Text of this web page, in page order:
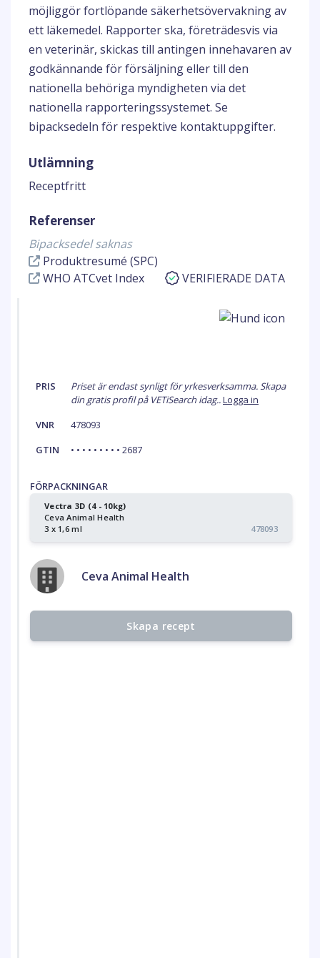
möjliggör fortlöpande säkerhetsövervakning av
ett läkemedel. Rapporter ska, företrädesvis via
en veterinär, skickas till antingen innehavaren av
godkännande för försäljning eller till den
nationella behöriga myndigheten via det
nationella rapporteringssystemet. Se
bipacksedeln för respektive kontaktuppgifter.
Utlämning
Receptfritt
Referenser
Bipacksedel saknas
Produktresumé (SPC)
WHO ATCvet Index
VERIFIERADE DATA
PRIS
Priset är endast synligt för yrkesverksamma. Skapa
din gratis profil på VETiSearch idag..Logga in
VNR
478093
GTIN
• • • • • • • • • 2687
FÖRPACKNINGAR
Vectra 3D (4 - 10kg)
Ceva Animal Health
3 x 1,6 ml
478093
Ceva Animal Health
Skapa recept